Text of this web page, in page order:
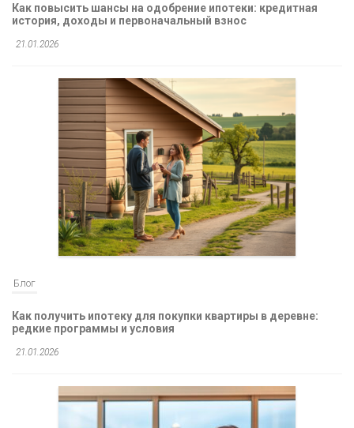
Как повысить шансы на одобрение ипотеки: кредитная
история, доходы и первоначальный взнос
21.01.2026
Блог
Как получить ипотеку для покупки квартиры в деревне:
редкие программы и условия
21.01.2026